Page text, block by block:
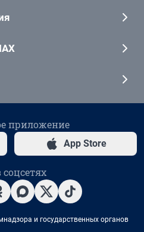
приложение
App Store
и государственных органов